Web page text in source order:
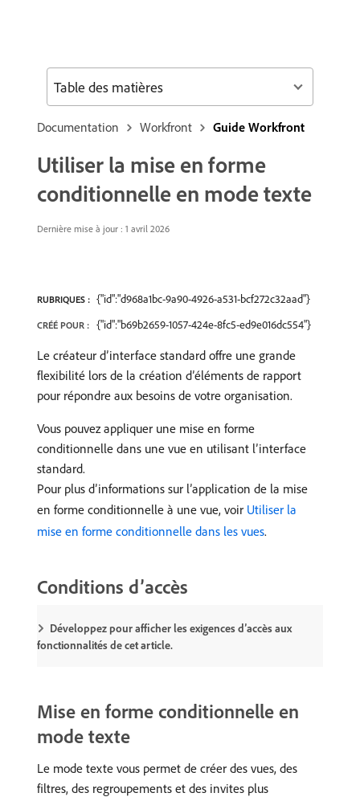
Documentation Workfront Guide Workfront
Utiliser la mise en forme
conditionnelle en mode texte
Dernière mise à jour : 1 avril 2026
RUBRIQUES : {"id":"d968a1bc-9a90-4926-a531-bcf272c32aad"}
CRÉÉ POUR : {"id":"b69b2659-1057-424e-8fc5-ed9e016dc554"}
Le créateur d’interface standard offre une grande
flexibilité lors de la création d’éléments de rapport
pour répondre aux besoins de votre organisation.
Vous pouvez appliquer une mise en forme
conditionnelle dans une vue en utilisant l’interface
standard.
Pour plus d’informations sur l’application de la mise
en forme conditionnelle à une vue, voir Utiliser la
mise en forme conditionnelle dans les vues.
Conditions d’accès
Développez pour afficher les exigences d’accès aux
fonctionnalités de cet article.
Mise en forme conditionnelle en
mode texte
Le mode texte vous permet de créer des vues, des
filtres, des regroupements et des invites plus
Table des matières